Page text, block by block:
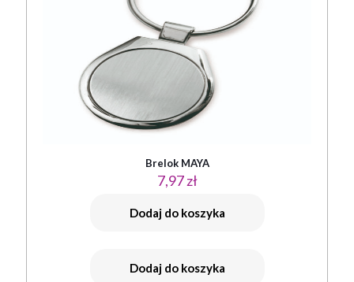
Brelok MAYA
7,97zł
Dodaj do koszyka
Dodaj do koszyka